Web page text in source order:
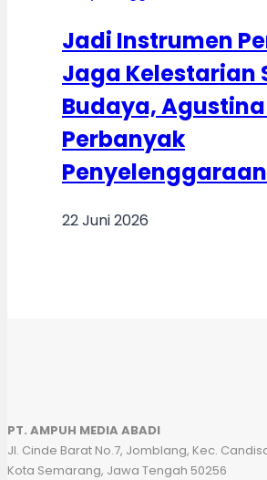
Jadi Instrumen
Jaga Kelestarian
Budaya,
Perbanyak
22 Juni 2026
PT. AMPUH MEDIA ABADI
Jl. Cinde Barat No.7, Jomblang, Kec.
Kota Semarang, Jawa Tengah 50256